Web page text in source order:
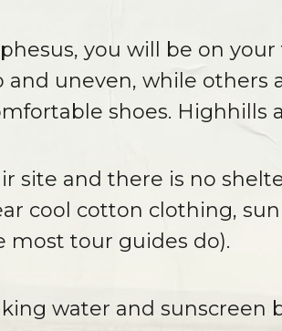
you will be on
and uneven, while others
shoes. Highhills
site and there is no
cool cotton clothing, sun
most tour guides do).
water and sunscreen